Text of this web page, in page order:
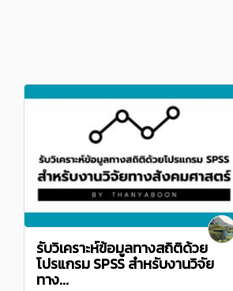
รับวิเคราะห์ข้อมูลทางสถิติด้วย
โปรแกรม SPSS สำหรับงานวิจัย
ทาง...